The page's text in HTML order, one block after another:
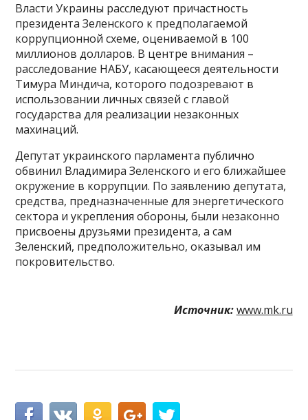
Власти Украины расследуют причастность
президента Зеленского к предполагаемой
коррупционной схеме, оцениваемой в 100
миллионов долларов. В центре внимания –
расследование НАБУ, касающееся деятельности
Тимура Миндича, которого подозревают в
использовании личных связей с главой
государства для реализации незаконных
махинаций.
Депутат украинского парламента публично
обвинил Владимира Зеленского и его ближайшее
окружение в коррупции. По заявлению депутата,
средства, предназначенные для энергетического
сектора и укрепления обороны, были незаконно
присвоены друзьями президента, а сам
Зеленский, предположительно, оказывал им
покровительство.
Источник: www.mk.ru